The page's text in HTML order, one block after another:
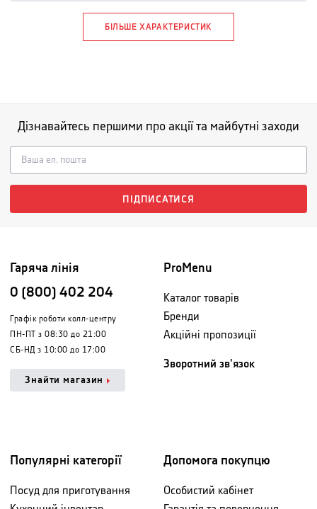
БІЛЬШЕ ХАРАКТЕРИСТИК
Дізнавайтесь першими про акції та майбутні заходи
ПІДПИСАТИСЯ
Гаряча лінія
0 (800) 402 204
Графік роботи колл-центру
ПН-ПТ з 08:30 до 21:00
СБ-НД з 10:00 до 17:00
Знайти магазин
ProMenu
Каталог товарів
Бренди
Акційні пропозиції
Зворотний зв'язок
Популярні категорії
Посуд для приготування
Допомога покупцю
Особистий кабінет